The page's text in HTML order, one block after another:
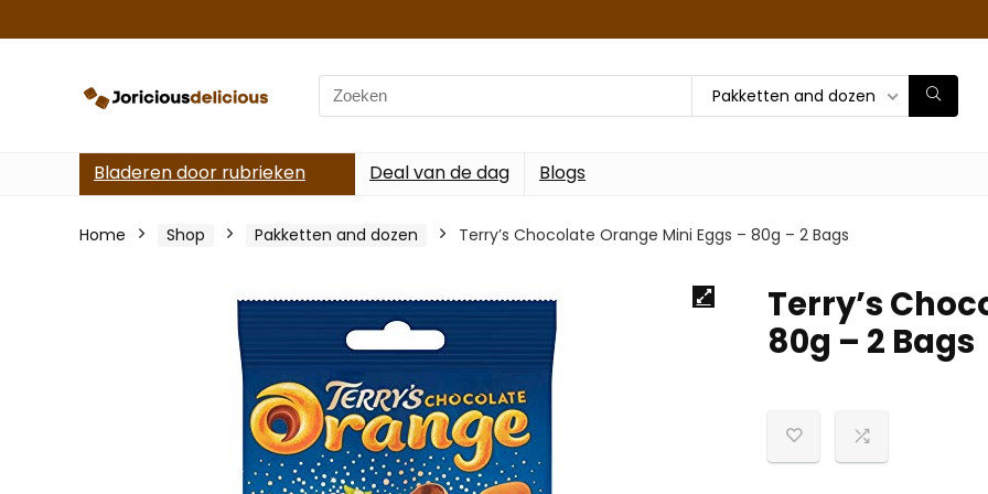
Search
for:
Pakketten and dozen
Bladeren door rubrieken Deal van de dag Blogs
Home Shop Pakketten and dozen Terry’s Chocolate Orange Mini Eggs – 80g – 2 Bags
Terry’s
80g – 2 Bags